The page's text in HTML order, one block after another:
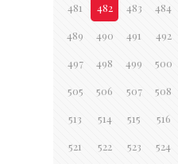
481 482 483 484
489 490 491 492
497 498 499 500
505 506 507 508
513 514 515 516
521 522 523 524